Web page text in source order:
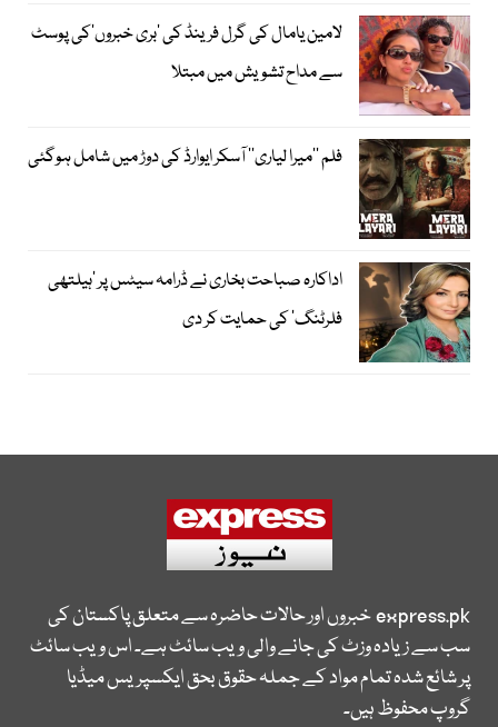
لامین یامال کی گرل فرینڈ کی ’بری خبروں‘کی پوسٹ
سے مداح تشویش میں مبتلا
فلم ’’میرا لیاری‘‘ آسکر ایوارڈ کی دوڑ میں شامل ہوگئی
اداکارہ صباحت بخاری نے ڈرامہ سیٹس پر ’ہیلتھی
فلرٹنگ‘ کی حمایت کر دی
express.pkخبروں اور حالات حاضرہ سے متعلق پاکستان کی
سب سے زیادہ وزٹ کی جانے والی ویب سائٹ ہے۔ اس ویب سائٹ
پر شائع شدہ تمام مواد کے جملہ حقوق بحق ایکسپریس میڈیا
گروپ محفوظ ہیں۔